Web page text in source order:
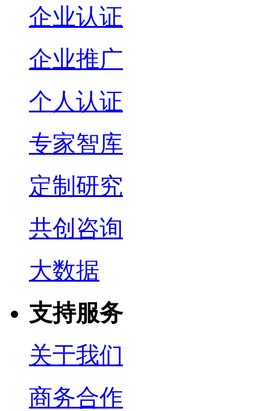
企业认证
企业推广
个人认证
专家智库
定制研究
共创咨询
大数据
支持服务
关于我们
商务合作